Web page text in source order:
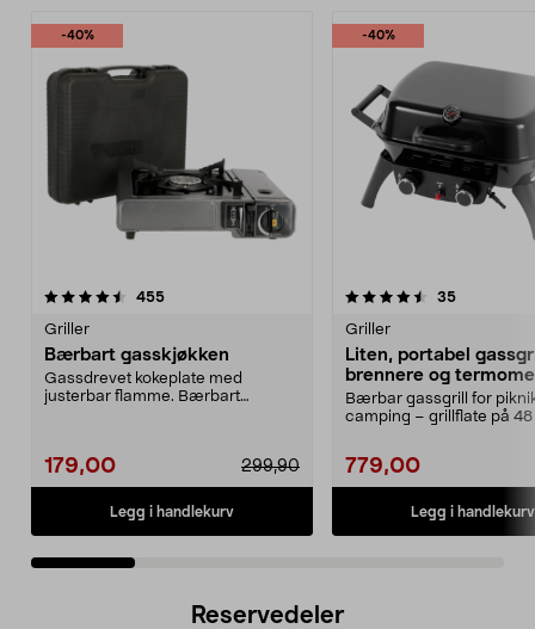
-40%
455anmeldelser
Griller
Bærbart gasskjøkken
Gassdrevet kokeplate med
justerbar flamme. Bærbart
179,00 299,90
Legg i handlekurv
-40%
4.5 av 5 stjerner 35
Griller
Liten, portabel
brennere og
Bærbar gassgrill for
camping – grillflate på 48
779,00
Legg i handlekurv
4.0 av 5 stjerner
Reservedeler